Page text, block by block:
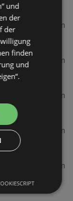
381,78 km
382,4 km
386,39 km
387,13 km
398,41 km
und
der
der
finden
und